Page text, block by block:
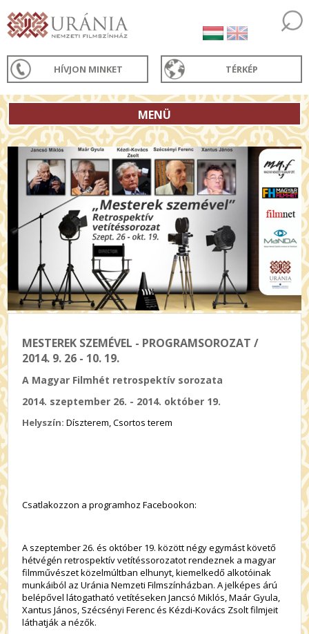
HÍVJON MINKET TÉRKÉP
MENÜ
MESTEREK SZEMÉVEL - PROGRAMSOROZAT /
2014. 9. 26 - 10. 19.
A Magyar Filmhét retrospektív sorozata
2014. szeptember 26. - 2014. október 19.
Helyszín:Díszterem, Csortos terem
Csatlakozzon a programhoz Facebookon:
A szeptember 26. és október 19. között négy egymást követő
hétvégén retrospektív vetítéssorozatot rendeznek a magyar
filmművészet közelmúltban elhunyt, kiemelkedő alkotóinak
munkáiból az Uránia Nemzeti Filmszínházban. A jelképes árú
belépővel látogatható vetítéseken Jancsó Miklós, Maár Gyula,
Xantus János, Szécsényi Ferenc és Kézdi-Kovács Zsolt filmjeit
láthatják a nézők.